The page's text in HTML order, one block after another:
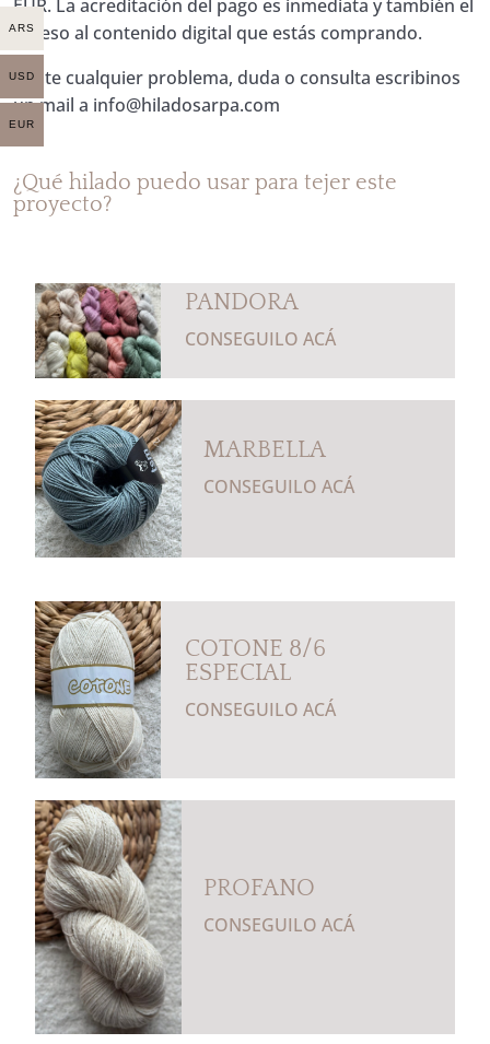
EUR. La acreditación del pago es inmediata y también el
acceso al contenido digital que estás comprando.
*Ante cualquier problema, duda o consulta escribinos
un mail a info@hiladosarpa.com
¿Qué hilado puedo usar para tejer este
proyecto?
PANDORA
CONSEGUILO ACÁ
MARBELLA
CONSEGUILO ACÁ
COTONE 8/6
ESPECIAL
CONSEGUILO ACÁ
PROFANO
CONSEGUILO ACÁ
ARS
USD
EUR